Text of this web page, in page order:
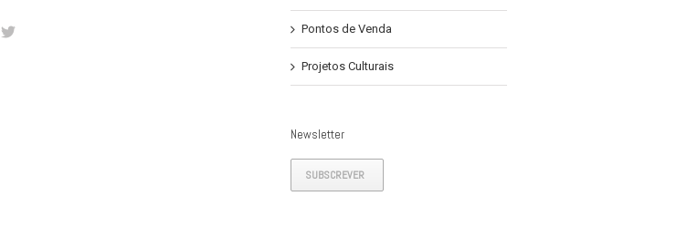
Pontos de Venda
Projetos Culturais
Newsletter
SUBSCREVER